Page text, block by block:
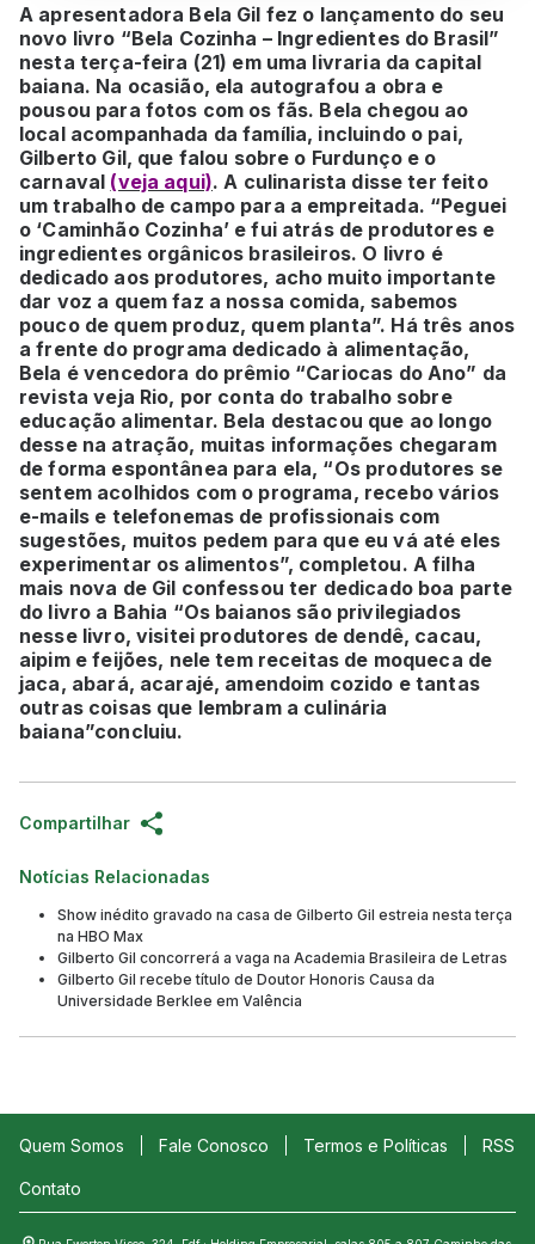
A apresentadora Bela Gil fez o lançamento do seu
novo livro “Bela Cozinha – Ingredientes do Brasil”
nesta terça-feira (21) em uma livraria da capital
baiana. Na ocasião, ela autografou a obra e
pousou para fotos com os fãs. Bela chegou ao
local acompanhada da família, incluindo o pai,
Gilberto Gil, que falou sobre o Furdunço e o
carnaval (veja aqui). A culinarista disse ter feito
um trabalho de campo para a empreitada. “Peguei
o ‘Caminhão Cozinha’ e fui atrás de produtores e
ingredientes orgânicos brasileiros. O livro é
dedicado aos produtores, acho muito importante
dar voz a quem faz a nossa comida, sabemos
pouco de quem produz, quem planta”. Há três anos
a frente do programa dedicado à alimentação,
Bela é vencedora do prêmio “Cariocas do Ano” da
revista veja Rio, por conta do trabalho sobre
educação alimentar. Bela destacou que ao longo
desse na atração, muitas informações chegaram
de forma espontânea para ela, “Os produtores se
sentem acolhidos com o programa, recebo vários
e-mails e telefonemas de profissionais com
sugestões, muitos pedem para que eu vá até eles
experimentar os alimentos”, completou. A filha
mais nova de Gil confessou ter dedicado boa parte
do livro a Bahia “Os baianos são privilegiados
nesse livro, visitei produtores de dendê, cacau,
aipim e feijões, nele tem receitas de moqueca de
jaca, abará, acarajé, amendoim cozido e tantas
outras coisas que lembram a culinária
baiana”concluiu.
Compartilhar
Notícias Relacionadas
Show inédito gravado na casa de Gilberto Gil estreia nesta terça
na HBO Max
Gilberto Gil concorrerá a vaga na Academia Brasileira de Letras
Gilberto Gil recebe título de Doutor Honoris Causa da
Universidade Berklee em Valência
Quem Somos Fale Conosco Termos e Políticas RSS
Contato